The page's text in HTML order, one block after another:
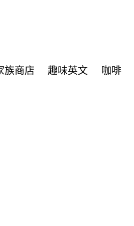
族商店 趣味英文 咖啡